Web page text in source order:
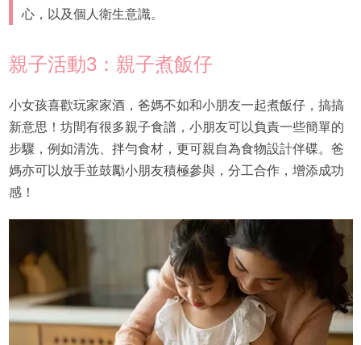
心，以及個人衛生意識。
親子活動3：親子煮飯仔
小女孩喜歡玩家家酒，爸媽不如和小朋友一起煮飯仔，搞搞
新意思！坊間有很多親子食譜，小朋友可以負責一些簡單的
步驟，例如清洗、拌勻食材，更可親自為食物設計伴碟。爸
媽亦可以放手並鼓勵小朋友積極參與，分工合作，增添成功
感！